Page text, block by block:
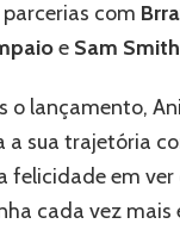
com
e Sam Smith
o lançamento,
a sua trajetória
felicidade em
cada vez mais